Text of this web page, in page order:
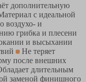
дополнительную
с идеальной
воздухо- и
грибка и плесени
и высыхании
Не теряет
после внешних
длительным
заменой финишного